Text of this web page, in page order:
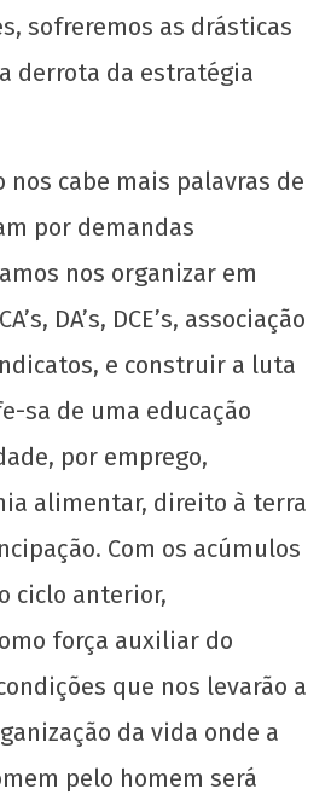
sofreremos as drásticas
derrota da estratégia
nos cabe mais palavras de
por demandas
nos organizar em
DA’s, DCE’s, associação
e construir a luta
sa de uma educação
por emprego,
alimentar, direito à terra
Com os acúmulos
ciclo anterior,
força auxiliar do
que nos levarão a
da vida onde a
pelo homem será